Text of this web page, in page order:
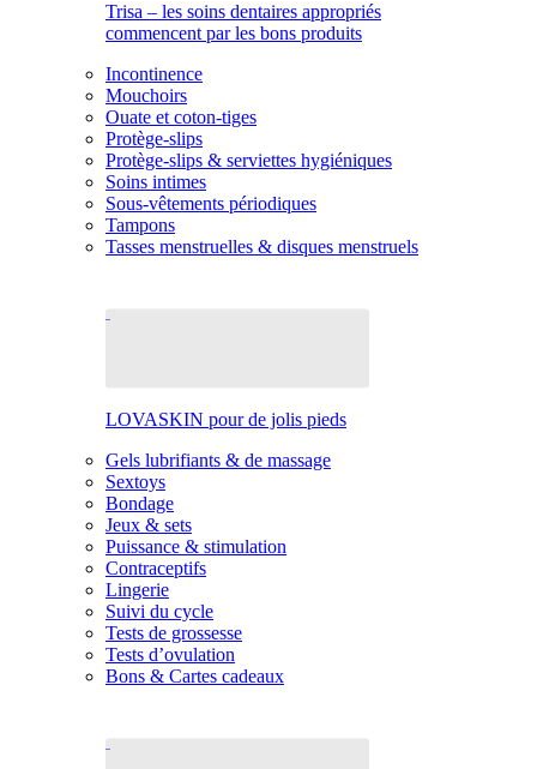
Trisa – les soins dentaires appropriés
commencent par les bons produits
Incontinence
Mouchoirs
Ouate et coton-tiges
Protège-slips
Protège-slips & serviettes hygiéniques
Soins intimes
Sous-vêtements périodiques
Tampons
Tasses menstruelles & disques menstruels
LOVASKIN pour de jolis pieds
Gels lubrifiants & de massage
Sextoys
Bondage
Jeux & sets
Puissance & stimulation
Contraceptifs
Lingerie
Suivi du cycle
Tests de grossesse
Tests d’ovulation
Bons & Cartes cadeaux